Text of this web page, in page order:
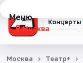
Концерты
Меню
Москва
Концерты
Москва Театр+